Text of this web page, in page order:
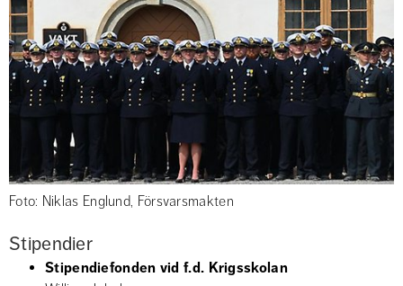
Foto: Niklas Englund, Försvarsmakten
Stipendier
Stipendiefonden vid f.d. Krigsskolan